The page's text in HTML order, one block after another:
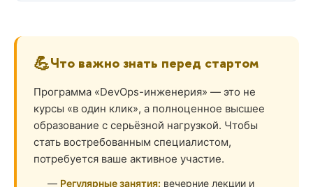
💪Что важно знать перед стартом
Программа «DevOps-инженерия» — это не
курсы «в один клик», а полноценное высшее
образование с серьёзной нагрузкой. Чтобы
стать востребованным специалистом,
потребуется ваше активное участие.
Регулярные занятия: вечерние лекции и